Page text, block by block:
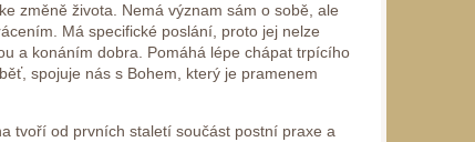
změně života. Nemá význam sám o sobě, ale
Má specifické poslání, proto jej nelze
a konáním dobra. Pomáhá lépe chápat trpícího
spojuje nás s Bohem, který je pramenem
tvoří od prvních staletí součást postní praxe a